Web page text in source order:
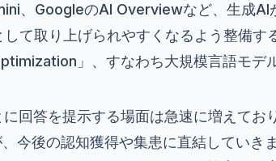
、GoogleのAI Overviewなど、生成AI
て取り上げられやすくなるよう整備す
」、すなわち大規模言語モデ
回答を提示する場面は急速に増えてお
今後の認知獲得や集患に直結していきま